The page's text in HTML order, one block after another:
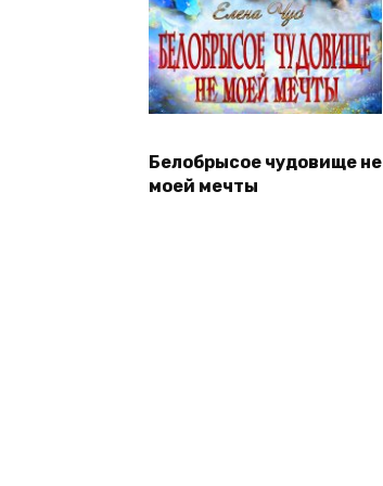
Белобрысое чудовище не
моей мечты